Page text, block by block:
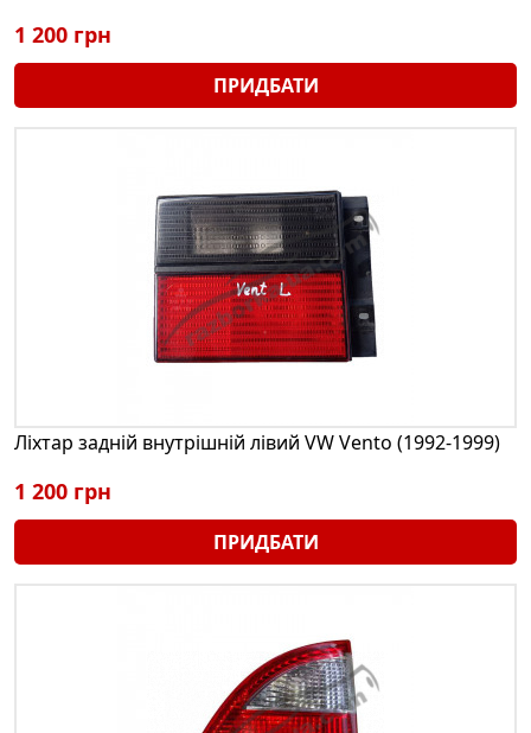
1 200 грн
ПРИДБАТИ
Ліхтар задній внутрішній лівий VW Vento (1992-1999)
1 200 грн
ПРИДБАТИ